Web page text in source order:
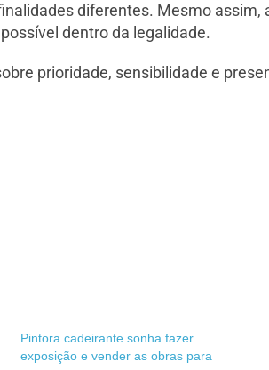
diferentes. Mesmo assim,
dentro da legalidade.
prioridade, sensibilidade e
Pintora cadeirante sonha fazer
exposição e vender as obras para